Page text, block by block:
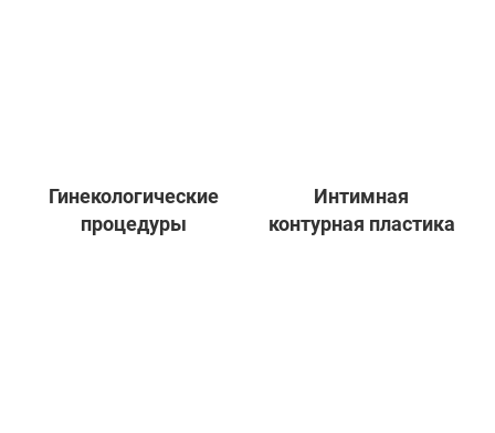
Гинекологические
процедуры
Интимная
контурная пластика